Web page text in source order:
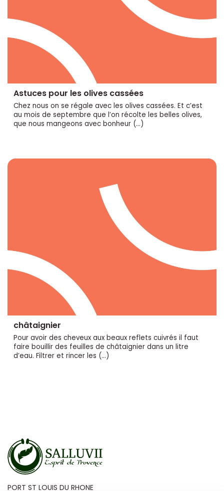
Astuces pour les olives cassées
Chez nous on se régale avec les olives cassées. Et c’est
au mois de septembre que l’on récolte les belles olives,
que nous mangeons avec bonheur (…)
châtaignier
Pour avoir des cheveux aux beaux reflets cuivrés il faut
faire bouillir des feuilles de châtaignier dans un litre
d’eau. Filtrer et rincer les (…)
PORT ST LOUIS DU RHONE